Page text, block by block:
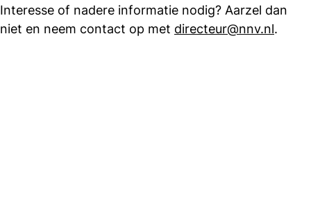
Interesse of nadere informatie nodig? Aarzel dan
niet en neem contact op met directeur@nnv.nl.